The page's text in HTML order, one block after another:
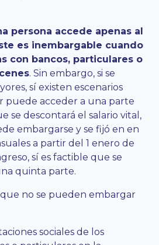
persona accede apenas al
es inembargable cuando
con bancos, particulares o
. Sin embargo, si se
sí existen escenarios
puede acceder a una parte
se descontará el salario vital,
embargarse y se fijó en en
a partir del 1 enero de
sí es factible que se
quinta parte.
no se pueden embargar
sociales de los